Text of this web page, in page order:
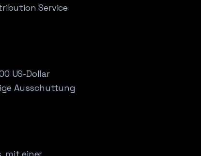
Service
US-Dollar
Ausschuttung